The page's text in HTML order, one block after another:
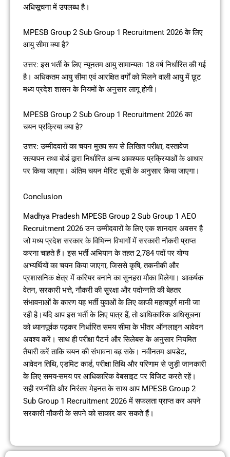
अधिसूचना में उपलब्ध है।
MPESB Group 2 Sub Group 1 Recruitment 2026 के लिए
आयु सीमा क्या है?
उत्तर: इस भर्ती के लिए न्यूनतम आयु सामान्यतः 18 वर्ष निर्धारित की गई
है। अधिकतम आयु सीमा एवं आरक्षित वर्गों को मिलने वाली आयु में छूट
मध्य प्रदेश शासन के नियमों के अनुसार लागू होगी।
MPESB Group 2 Sub Group 1 Recruitment 2026 का
चयन प्रक्रिया क्या है?
उत्तर: उम्मीदवारों का चयन मुख्य रूप से लिखित परीक्षा, दस्तावेज
सत्यापन तथा बोर्ड द्वारा निर्धारित अन्य आवश्यक प्रक्रियाओं के आधार
पर किया जाएगा। अंतिम चयन मेरिट सूची के अनुसार किया जाएगा।
Conclusion
Madhya Pradesh MPESB Group 2 Sub Group 1 AEO
Recruitment 2026 उन उम्मीदवारों के लिए एक शानदार अवसर है
जो मध्य प्रदेश सरकार के विभिन्न विभागों में सरकारी नौकरी प्राप्त
करना चाहते हैं। इस भर्ती अभियान के तहत 2,784 पदों पर योग्य
अभ्यर्थियों का चयन किया जाएगा, जिससे कृषि, तकनीकी और
प्रशासनिक क्षेत्र में करियर बनाने का सुनहरा मौका मिलेगा। आकर्षक
वेतन, सरकारी भत्ते, नौकरी की सुरक्षा और पदोन्नति की बेहतर
संभावनाओं के कारण यह भर्ती युवाओं के लिए काफी महत्वपूर्ण मानी जा
रही है।यदि आप इस भर्ती के लिए पात्र हैं, तो आधिकारिक अधिसूचना
को ध्यानपूर्वक पढ़कर निर्धारित समय सीमा के भीतर ऑनलाइन आवेदन
अवश्य करें। साथ ही परीक्षा पैटर्न और सिलेबस के अनुसार नियमित
तैयारी करें ताकि चयन की संभावना बढ़ सके। नवीनतम अपडेट,
आवेदन तिथि, एडमिट कार्ड, परीक्षा तिथि और परिणाम से जुड़ी जानकारी
के लिए समय-समय पर आधिकारिक वेबसाइट पर विजिट करते रहें।
सही रणनीति और निरंतर मेहनत के साथ आप MPESB Group 2
Sub Group 1 Recruitment 2026 में सफलता प्राप्त कर अपने
सरकारी नौकरी के सपने को साकार कर सकते हैं।